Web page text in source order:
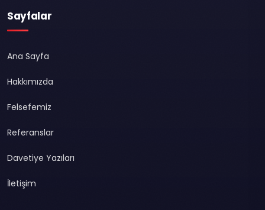
Sayfalar
Ana Sayfa
Hakkımızda
Felsefemiz
Referanslar
Davetiye Yazıları
İletişim